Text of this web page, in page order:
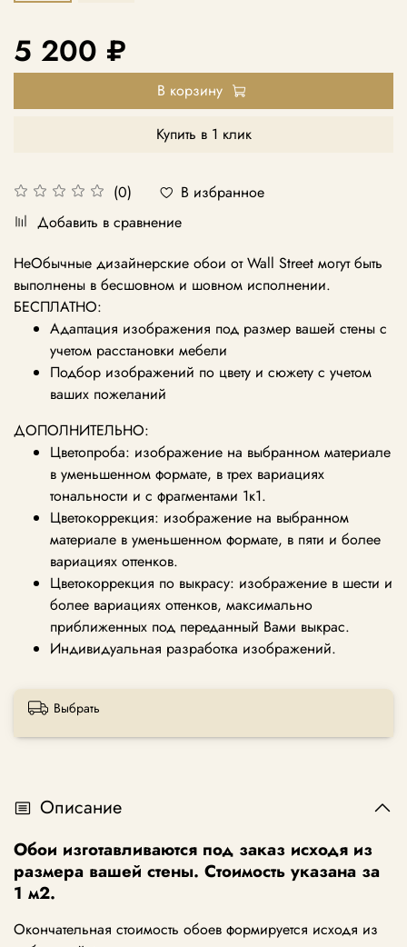
(0)
В избранное
Добавить в сравнение
5 200 ₽
В корзину
Купить в 1 клик
НеОбычные дизайнерские обои от Wall Street могут быть
выполнены в бесшовном и шовном исполнении.
БЕСПЛАТНО:
Адаптация изображения под размер вашей стены с
учетом расстановки мебели
Подбор изображений по цвету и сюжету с учетом
ваших пожеланий
ДОПОЛНИТЕЛЬНО:
Цветопроба: изображение на выбранном материале
в уменьшенном формате, в трех вариациях
тональности и с фрагментами 1к1.
Цветокоррекция: изображение на выбранном
материале в уменьшенном формате, в пяти и более
вариациях оттенков.
Цветокоррекция по выкрасу: изображение в шести и
более вариациях оттенков, максимально
приближенных под переданный Вами выкрас.
Индивидуальная разработка изображений.
Выбрать
Описание
Обои изготавливаются под заказ исходя из
размера вашей стены. Стоимость указана за
1 м2.
Окончательная стоимость обоев формируется исходя из